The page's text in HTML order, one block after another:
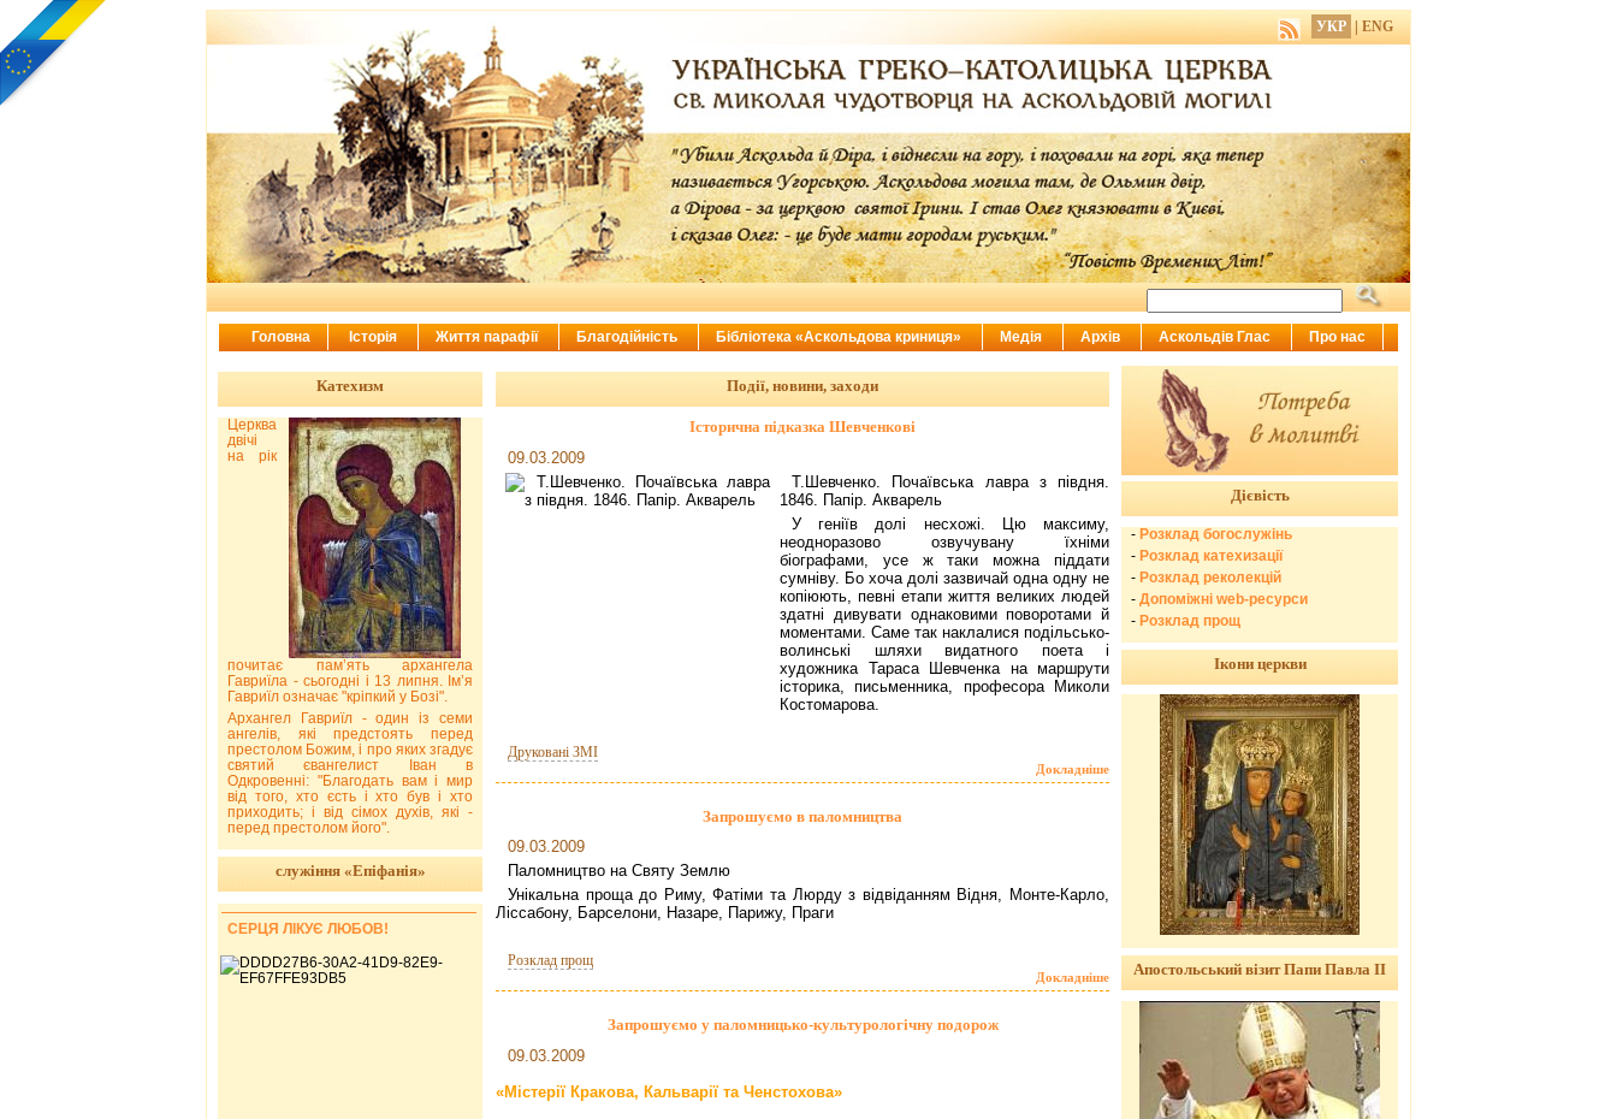
Події, новини, заходи
Історична підказка Шевченкові
09.03.2009
Т.Шевченко. Почаївська лавра з півдня.
1846. Папір. Акварель
У геніїв долі несхожі. Цю максиму,
неодноразово озвучувану їхніми
біографами, усе ж таки можна піддати
сумніву. Бо хоча долі зазвичай одна одну не
копіюють, певні етапи життя великих людей
здатні дивувати однаковими поворотами й
моментами. Саме так наклалися подільсько-
волинські шляхи видатного поета і
художника Тараса Шевченка на маршрути
історика, письменника, професора Миколи
Костомарова.
Друковані ЗМІ
Докладніше
Запрошуємо в паломництва
09.03.2009
Паломництво на Святу Землю
Унікальна проща до Риму, Фатіми та Люрду з відвіданням Відня, Монте-Карло,
Ліссабону, Барселони, Назаре, Парижу, Праги
Розклад прощ
Докладніше
Запрошуємо у паломницько-культурологічну подорож
09.03.2009
«Містерії Кракова, Кальварії та Ченстохова»
Катехизм
Церква
двічі
на рік
почитає пам’ять архангела
Гавриїла - сьогодні і 13 липня. Ім’я
Гавриїл означає "кріпкий у Бозі".
Архангел Гавриїл - один із семи
ангелів, які предстоять перед
престолом Божим, і про яких згадує
святий євангелист Іван в
Одкровенні: "Благодать вам і мир
від того, хто єсть і хто був і хто
приходить; і від сімох духів, які -
перед престолом його".
служіння «Епіфанія»
СЕРЦЯ ЛІКУЄ ЛЮБОВ!
Дієвість
- Розклад богослужінь
- Розклад катехизації
- Розклад реколекцій
- Допоміжні web-ресурси
- Розклад прощ
Ікони церкви
Апостольський візит Папи Павла ІІ
УКР ENG
Головна Історія Життя парафії Благодійність Бібліотека «Аскольдова криниця» Медія Архів Аскольдів Глас Про нас